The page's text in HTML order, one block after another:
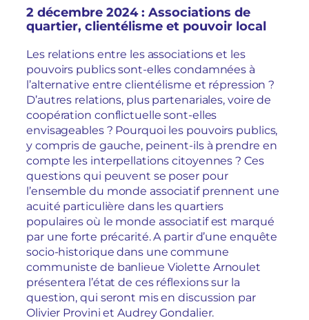
2 décembre 2024 : Associations de
quartier, clientélisme et pouvoir local
Les relations entre les associations et les
pouvoirs publics sont-elles condamnées à
l’alternative entre clientélisme et répression ?
D’autres relations, plus partenariales, voire de
coopération conflictuelle sont-elles
envisageables ? Pourquoi les pouvoirs publics,
y compris de gauche, peinent-ils à prendre en
compte les interpellations citoyennes ? Ces
questions qui peuvent se poser pour
l’ensemble du monde associatif prennent une
acuité particulière dans les quartiers
populaires où le monde associatif est marqué
par une forte précarité. A partir d’une enquête
socio-historique dans une commune
communiste de banlieue Violette Arnoulet
présentera l’état de ces réflexions sur la
question, qui seront mis en discussion par
Olivier Provini et Audrey Gondalier.